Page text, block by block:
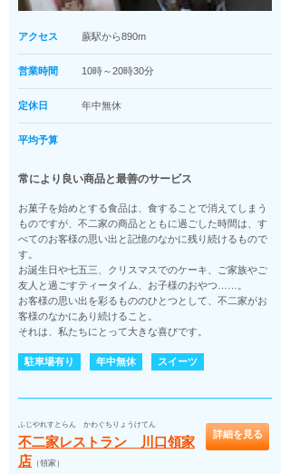
アクセス 蕨駅から890m
営業時間 10時～20時30分
定休日 年中無休
平均予算
常により良い商品と最善のサービス
お菓子を始めとする食品は、食することで消えてしまう
ものですが、不二家の商品とともに過ごした時間は、す
べてのお客様の思い出と記憶のなかに残り続けるもので
す。
お誕生日や七五三、クリスマスでのケーキ、ご家族やご
友人と過ごすティータイム、お子様のおやつ……。
お客様の思い出を彩るもののひとつとして、不二家がお
客様のなかにあり続けること。
それは、私たちにとって大きな喜びです。
駐車場有り 年中無休 スイーツ
ふじやれすとらん かわぐちりょうけてん
不二家レストラン 川口領家
店 （領家）
詳細を見る